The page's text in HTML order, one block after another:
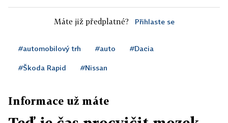
Máte již předplatné? Přihlaste se
#automobilový trh #auto #Dacia
#Škoda Rapid #Nissan
Informace už máte